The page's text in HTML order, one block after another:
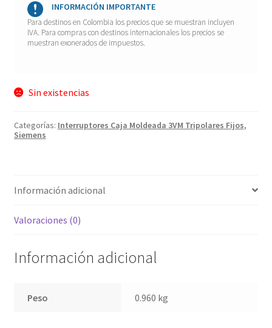
INFORMACIÓN IMPORTANTE
Para destinos en Colombia los precios que se muestran incluyen
IVA. Para compras con destinos internacionales los precios se
muestran exonerados de impuestos.
Sin existencias
Categorías: Interruptores Caja Moldeada 3VM Tripolares Fijos,
Siemens
Información adicional
Valoraciones (0)
Información adicional
Peso 0.960 kg